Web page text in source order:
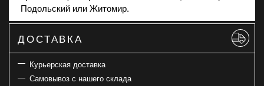
Подольский или Житомир.
ДОСТАВКА
Курьерская доставка
Самовывоз с нашего склада